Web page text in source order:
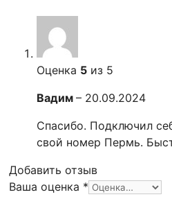
Оценка 5 из 5
Вадим – 20.09.2024
Спасибо. Подключил
свой номер Пермь.
Добавить отзыв
Ваша оценка *